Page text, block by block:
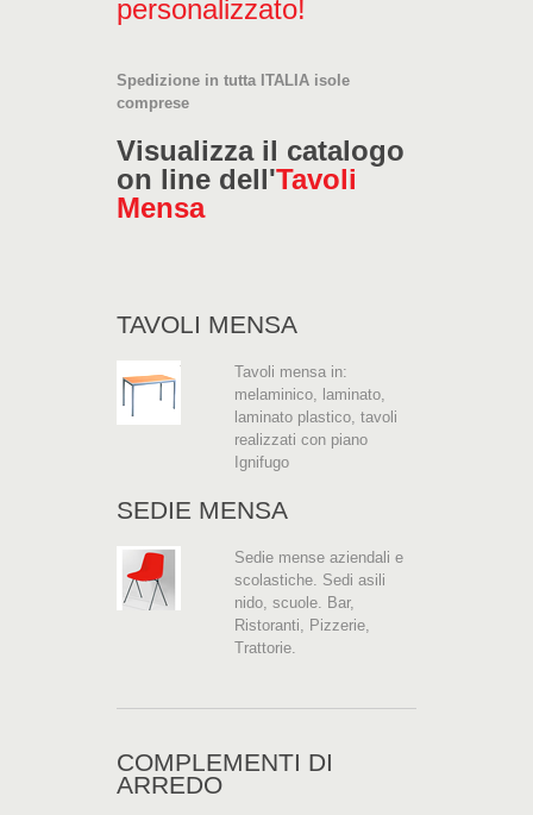
personalizzato!
Spedizione in tutta ITALIA isole
comprese
Visualizza il catalogo
on line dell'Tavoli
Mensa
TAVOLI MENSA
Tavoli mensa in:
melaminico, laminato,
laminato plastico, tavoli
realizzati con piano
Ignifugo
SEDIE MENSA
Sedie mense aziendali e
scolastiche. Sedi asili
nido, scuole. Bar,
Ristoranti, Pizzerie,
Trattorie.
COMPLEMENTI DI
ARREDO